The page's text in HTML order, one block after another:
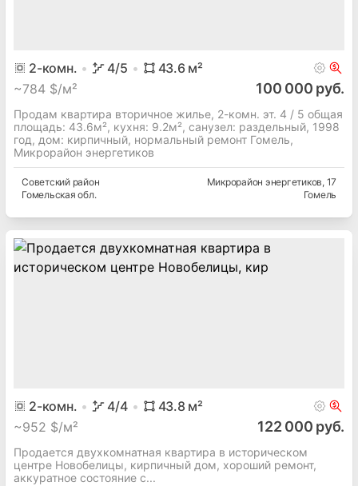
2-комн. 4/5 43.6м²
~784 $/м² 100 000 руб.
Продам квартира вторичное жилье, 2-комн. эт. 4 / 5 общая
площадь: 43.6м², кухня: 9.2м², cанузел: раздельный, 1998
год, дом: кирпичный, нормальный ремонт Гомель,
Микрорайон энергетиков
Советскийрайон
Гомельская обл.
Микрорайон энергетиков, 17
Гомель
2-комн. 4/4 43.8 м²
~952 $/м² 122 000 руб.
Продается двухкомнатная квартира в историческом
центре Новобелицы, кирпичный дом, хороший ремонт,
аккуратное состояние с...